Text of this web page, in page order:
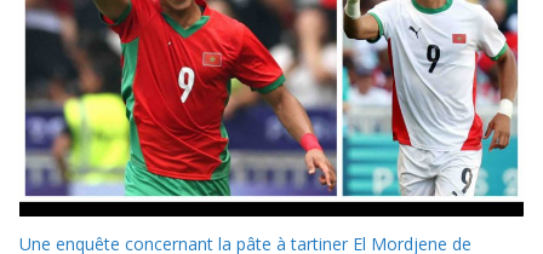
Une enquête concernant la pâte à tartiner El Mordjene de